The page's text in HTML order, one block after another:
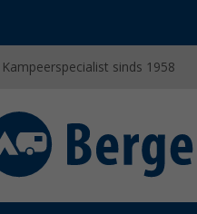
Kampeerspecialist sinds 1958